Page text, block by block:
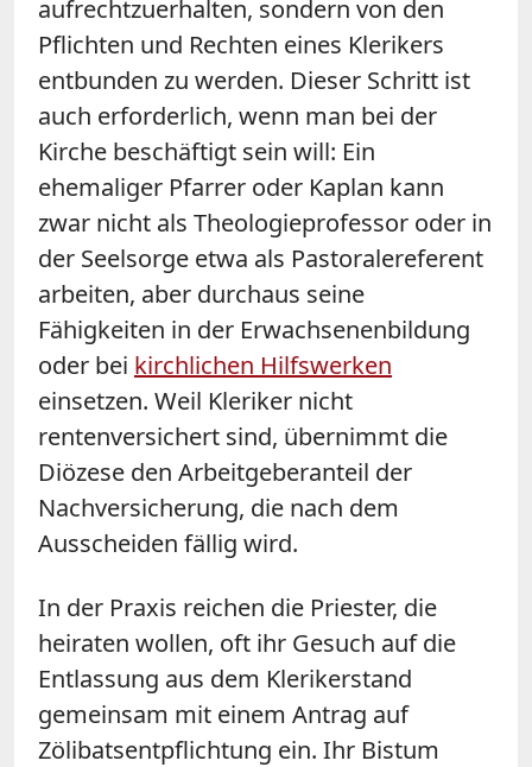
aufrechtzuerhalten, sondern von den
Pflichten und Rechten eines Klerikers
entbunden zu werden. Dieser Schritt ist
auch erforderlich, wenn man bei der
Kirche beschäftigt sein will: Ein
ehemaliger Pfarrer oder Kaplan kann
zwar nicht als Theologieprofessor oder in
der Seelsorge etwa als Pastoralereferent
arbeiten, aber durchaus seine
Fähigkeiten in der Erwachsenenbildung
oder bei kirchlichen Hilfswerken
einsetzen. Weil Kleriker nicht
rentenversichert sind, übernimmt die
Diözese den Arbeitgeberanteil der
Nachversicherung, die nach dem
Ausscheiden fällig wird.
In der Praxis reichen die Priester, die
heiraten wollen, oft ihr Gesuch auf die
Entlassung aus dem Klerikerstand
gemeinsam mit einem Antrag auf
Zölibatsentpflichtung ein. Ihr Bistum